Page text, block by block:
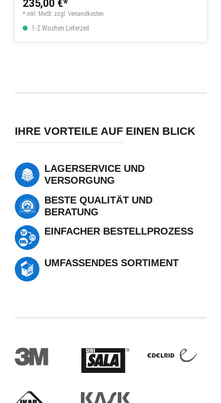
235,00 €*
* inkl. MwSt. zzgl. Versandkosten
1-2 Wochen Lieferzeit
IHRE VORTEILE AUF EINEN BLICK
LAGERSERVICE UND
VERSORGUNG
BESTE QUALITÄT UND
BERATUNG
EINFACHER BESTELLPROZESS
UMFASSENDES SORTIMENT